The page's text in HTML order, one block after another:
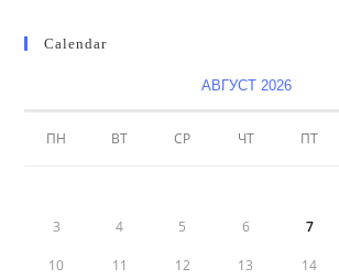
Calendar
АВГУСТ 2026
ПН ВТ СР ЧТ ПТ
3 4 5 6 7
10 11 12 13 14